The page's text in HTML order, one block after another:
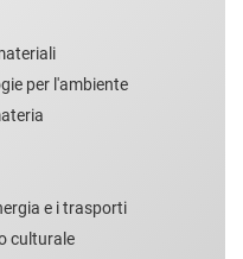
per l'ambiente
e i trasporti
culturale